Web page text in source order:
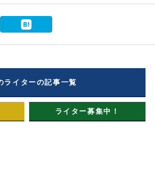
ライターの記事一覧
ライター募集中！